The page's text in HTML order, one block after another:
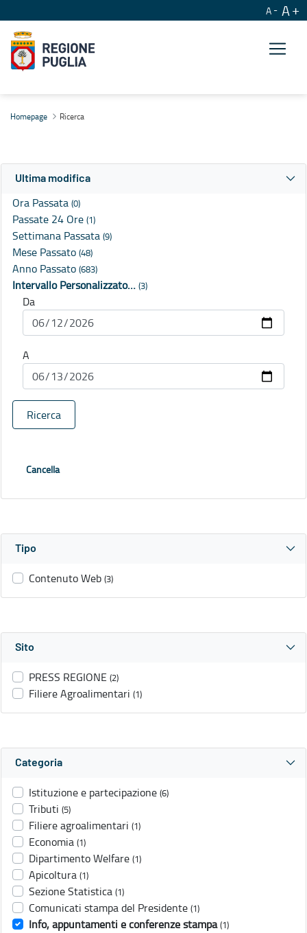
A A
Homepage Ricerca
Ultima modifica
Ora Passata (0)
Passate 24 Ore (1)
Settimana Passata (9)
Mese Passato (48)
Anno Passato (683)
Intervallo Personalizzato… (3)
Da
A
Ricerca
Cancella
Tipo
Contenuto Web (3)
Sito
PRESS REGIONE (2)
Filiere Agroalimentari (1)
Categoria
Istituzione e partecipazione (6)
Tributi (5)
Filiere agroalimentari (1)
Economia (1)
Dipartimento Welfare (1)
Apicoltura (1)
Sezione Statistica (1)
Comunicati stampa del Presidente (1)
Info, appuntamenti e conferenze stampa (1)